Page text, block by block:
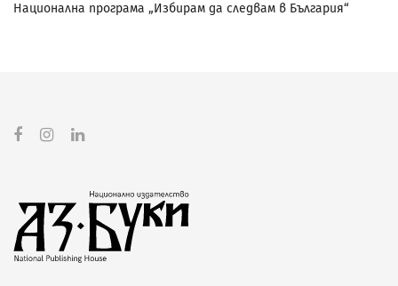
Национална програма „Избирам да следвам в България“